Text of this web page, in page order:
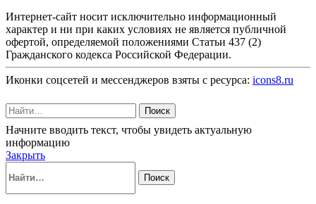
Интернет-сайт носит исключительно информационный
характер и ни при каких условиях не является публичной
офертой, определяемой положениями Статьи 437 (2)
Гражданского кодекса Российской Федерации.
Иконки соцсетей и мессенджеров взяты с ресурса: icons8.ru
Поиск
Начните вводить текст, чтобы увидеть актуальную
информацию
Закрыть
Поиск